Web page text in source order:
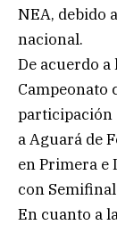
NEA, debido
nacional.
De acuerdo a
Campeonato
participación
a Aguará de
en Primera e
con
En cuanto a